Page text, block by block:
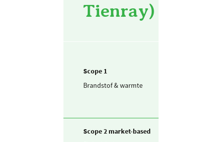
Tienray) - 2024
Scope 1
Brandstof & warmte
Scope 2 market-based